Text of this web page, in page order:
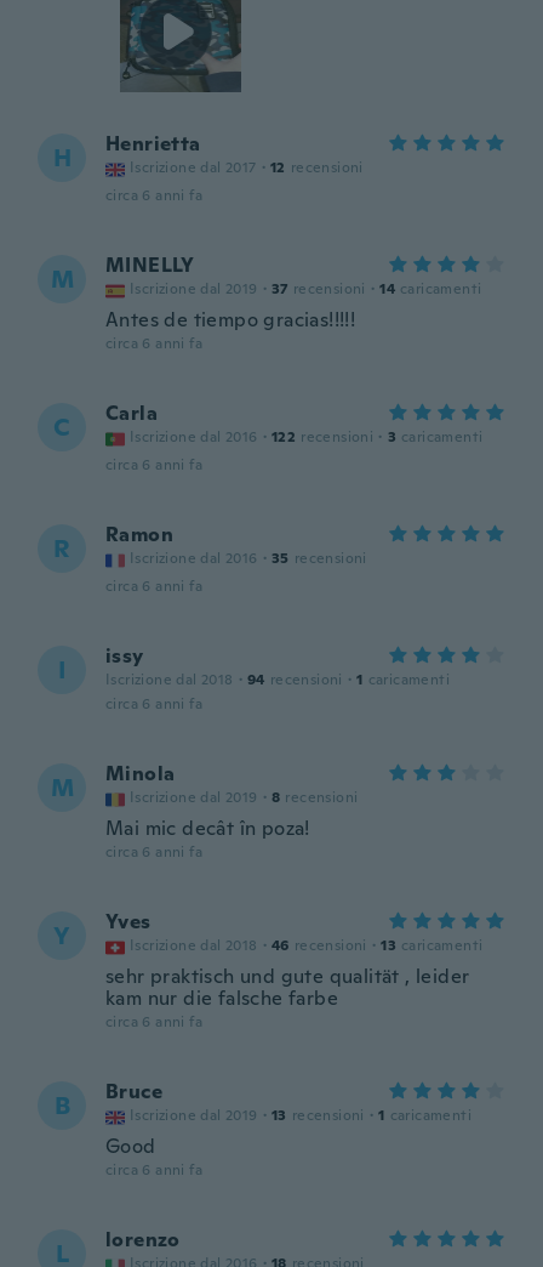
H Henrietta
Iscrizione dal 2017 · 12 recensioni
circa 6 anni fa
M MINELLY
Iscrizione dal 2019 · 37 recensioni · 14 caricamenti
Antes de tiempo gracias!!!!!
circa 6 anni fa
C Carla
Iscrizione dal 2016 · 122 recensioni · 3 caricamenti
circa 6 anni fa
R Ramon
Iscrizione dal 2016 · 35 recensioni
circa 6 anni fa
I issy
Iscrizione dal 2018 · 94 recensioni · 1 caricamenti
circa 6 anni fa
M Minola
Iscrizione dal 2019 · 8 recensioni
Mai mic decât în poza!
circa 6 anni fa
Y Yves
Iscrizione dal 2018 · 46 recensioni · 13 caricamenti
sehr praktisch und gute qualität , leider
kam nur die falsche farbe
circa 6 anni fa
B Bruce
Iscrizione dal 2019 · 13 recensioni · 1 caricamenti
Good
circa 6 anni fa
L lorenzo